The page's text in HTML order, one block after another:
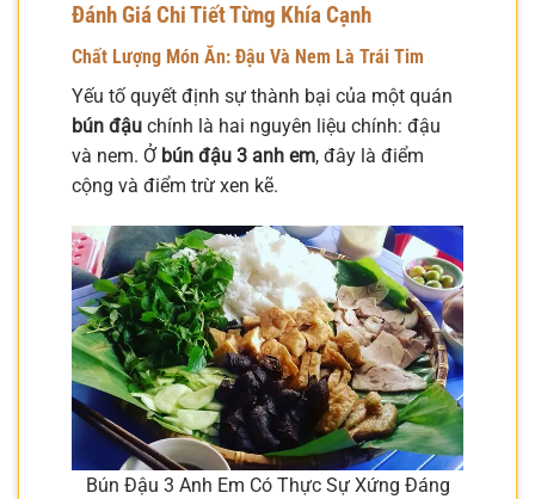
Đánh Giá Chi Tiết Từng Khía Cạnh
Chất Lượng Món Ăn: Đậu Và Nem Là Trái Tim
Yếu tố quyết định sự thành bại của một quán
bún đậu chính là hai nguyên liệu chính: đậu
và nem. Ở bún đậu 3 anh em, đây là điểm
cộng và điểm trừ xen kẽ.
Bún Đậu 3 Anh Em Có Thực Sự Xứng Đáng